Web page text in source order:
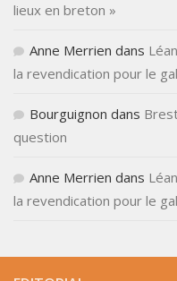
lieux en breton »
Anne Merrien dans
la revendication pour le
Bourguignon dans
question
Anne Merrien dans
la revendication pour le